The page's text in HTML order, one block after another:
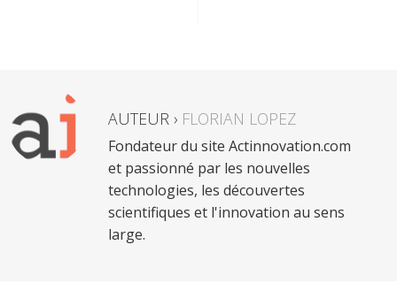
AUTEUR › FLORIAN LOPEZ
Fondateur du site Actinnovation.com
et passionné par les nouvelles
technologies, les découvertes
scientifiques et l'innovation au sens
large.